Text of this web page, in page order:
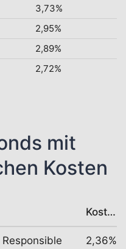
3,73%
2,95%
2,89%
2,72%
mit
Kosten
Kosten
2,36%